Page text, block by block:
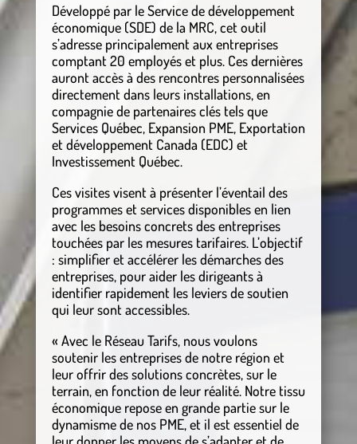
Développé par le Service de développement
économique (SDE) de la MRC, cet outil
s’adresse principalement aux entreprises
comptant 20 employés et plus. Ces dernières
auront accès à des rencontres personnalisées
directement dans leurs installations, en
compagnie de partenaires clés tels que
Services Québec, Expansion PME, Exportation
et développement Canada (EDC) et
Investissement Québec.
Ces visites visent à présenter l’éventail des
programmes et services disponibles en lien
avec les besoins concrets des entreprises
touchées par les mesures tarifaires. L’objectif
: simplifier et accélérer les démarches des
entreprises, pour aider les dirigeants à
identifier rapidement les leviers de soutien
qui leur sont accessibles.
« Avec le Réseau Tarifs, nous voulons
soutenir les entreprises de notre région et
leur offrir des solutions concrètes, sur le
terrain, en fonction de leur réalité. Notre tissu
économique repose en grande partie sur le
dynamisme de nos PME, et il est essentiel de
leur donner les moyens de s’adapter et de